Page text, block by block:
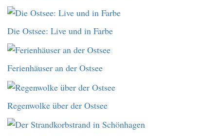
Die Ostsee: Live und in Farbe
Ferienhäuser an der Ostsee
Regenwolke über der Ostsee